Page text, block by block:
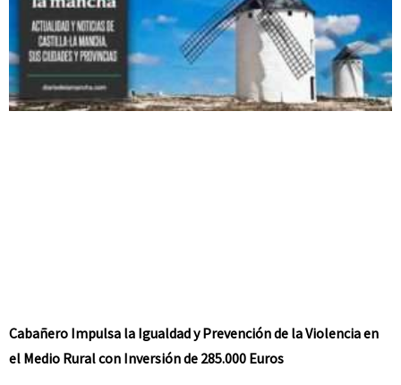
Cabañero Impulsa la Igualdad y Prevención de la Violencia en
el Medio Rural con Inversión de 285.000 Euros